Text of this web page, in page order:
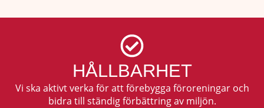
HÅLLBARHET
Vi ska aktivt verka för att förebygga föroreningar och
bidra till ständig förbättring av miljön.